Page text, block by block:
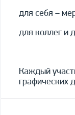
для себя –
для коллег и
Каждый
графических